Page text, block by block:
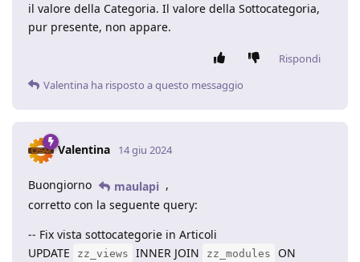
il valore della Categoria. Il valore della Sottocategoria,
pur presente, non appare.
Rispondi
Valentina ha risposto a questo messaggio
Valentina 14 giu 2024
Buongiorno maulapi ,
corretto con la seguente query:
-- Fix vista sottocategorie in Articoli
UPDATE
zz_views INNER JOIN zz_modules ON